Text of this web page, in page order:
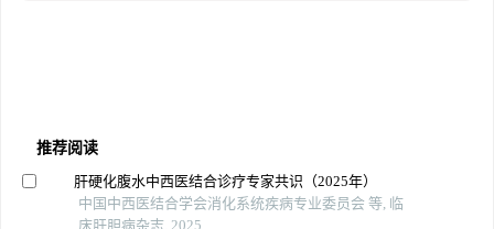
推荐阅读
肝硬化腹水中西医结合诊疗专家共识（2025年）
中国中西医结合学会消化系统疾病专业委员会 等, 临
床肝胆病杂志, 2025